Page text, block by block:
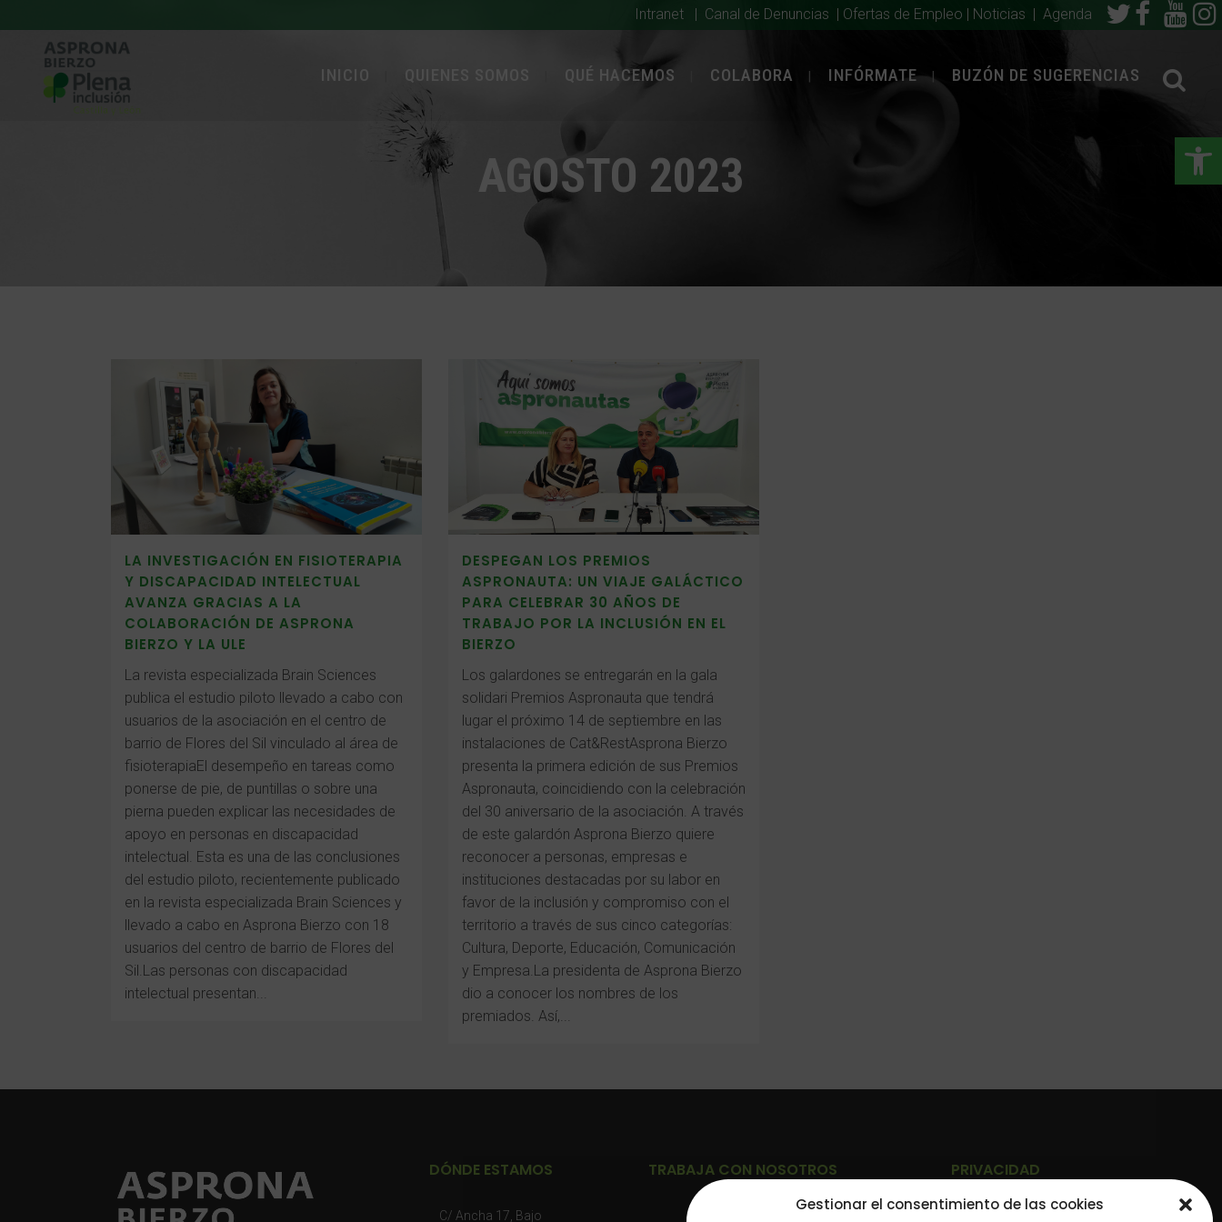
Gestionar el consentimiento de las cookies
Intranet | Canal de Denuncias | Ofertas de Empleo | Noticias | Agenda
INICIO QUIENES SOMOS QUÉ HACEMOS COLABORA INFÓRMATE BUZÓN DE SUGERENCIAS
AGOSTO 2023
LA INVESTIGACIÓN EN FISIOTERAPIA
Y DISCAPACIDAD INTELECTUAL
AVANZA GRACIAS A LA
COLABORACIÓN DE ASPRONA
BIERZO Y LA ULE
La revista especializada Brain Sciences
publica el estudio piloto llevado a cabo con
usuarios de la asociación en el centro de
barrio de Flores del Sil vinculado al área de
fisioterapiaEl desempeño en tareas como
ponerse de pie, de puntillas o sobre una
pierna pueden explicar las necesidades de
apoyo en personas en discapacidad
intelectual. Esta es una de las conclusiones
del estudio piloto, recientemente publicado
en la revista especializada Brain Sciences y
llevado a cabo en Asprona Bierzo con 18
usuarios del centro de barrio de Flores del
Sil.Las personas con discapacidad
intelectual presentan...
DESPEGAN LOS PREMIOS
ASPRONAUTA: UN VIAJE GALÁCTICO
PARA CELEBRAR 30 AÑOS DE
TRABAJO POR LA INCLUSIÓN EN EL
BIERZO
Los galardones se entregarán en la gala
solidari Premios Aspronauta que tendrá
lugar el próximo 14 de septiembre en las
instalaciones de Cat&RestAsprona Bierzo
presenta la primera edición de sus Premios
Aspronauta, coincidiendo con la celebración
del 30 aniversario de la asociación. A través
de este galardón Asprona Bierzo quiere
reconocer a personas, empresas e
instituciones destacadas por su labor en
favor de la inclusión y compromiso con el
territorio a través de sus cinco categorías:
Cultura, Deporte, Educación, Comunicación
y Empresa.La presidenta de Asprona Bierzo
dio a conocer los nombres de los
premiados. Así,...
DÓNDE ESTAMOS
C/ Ancha 17, Bajo
TRABAJA CON NOSOTROS PRIVACIDAD